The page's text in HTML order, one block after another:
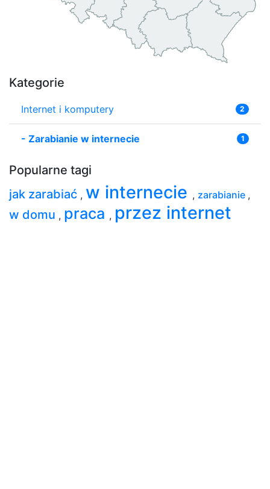
Kategorie
Internet i komputery 2
- Zarabianie w internecie 1
Popularne tagi
jak zarabiać , w internecie , zarabianie ,
w domu , praca , przez internet